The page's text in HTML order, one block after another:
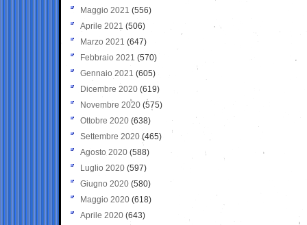
Maggio 2021 (556)
Aprile 2021 (506)
Marzo 2021 (647)
Febbraio 2021 (570)
Gennaio 2021 (605)
Dicembre 2020 (619)
Novembre 2020 (575)
Ottobre 2020 (638)
Settembre 2020(465)
Agosto 2020 (588)
Luglio 2020 (597)
Giugno 2020 (580)
Maggio 2020 (618)
Aprile 2020 (643)